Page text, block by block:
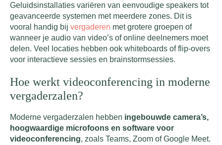
Geluidsinstallaties variëren van eenvoudige speakers tot
geavanceerde systemen met meerdere zones. Dit is
vooral handig bij vergaderen met grotere groepen of
wanneer je audio van video’s of online deelnemers moet
delen. Veel locaties hebben ook whiteboards of flip-overs
voor interactieve sessies en brainstormsessies.
Hoe werkt videoconferencing in moderne
vergaderzalen?
Moderne vergaderzalen hebben ingebouwde camera’s,
hoogwaardige microfoons en software voor
videoconferencing, zoals Teams, Zoom of Google Meet.